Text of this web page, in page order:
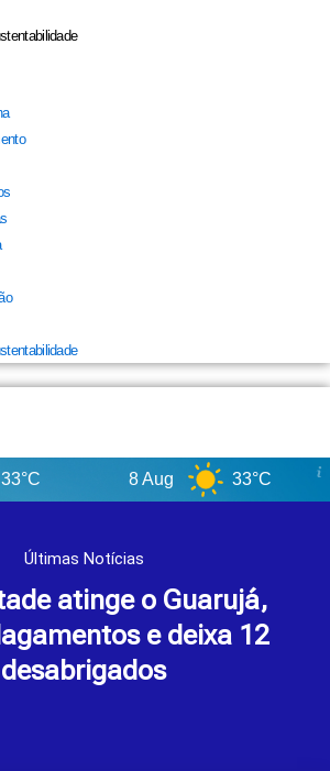
8 Aug 33°C
Últimas Notícias
atinge o Guarujá,
e deixa 12
desabrigados